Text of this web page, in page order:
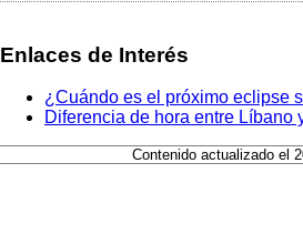
Enlaces de Interés
¿Cuándo es el próximo eclipse
Diferencia de hora entre Líbano
Contenido actualizado el